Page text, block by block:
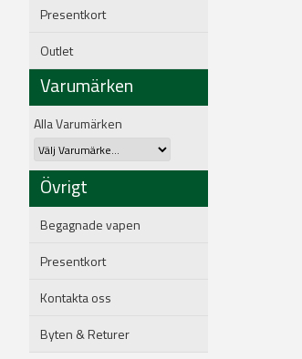
Presentkort
Outlet
Varumärken
Alla Varumärken
Övrigt
Begagnade vapen
Presentkort
Kontakta oss
Byten & Returer